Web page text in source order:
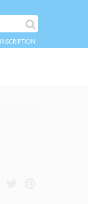
INSCRIPTION